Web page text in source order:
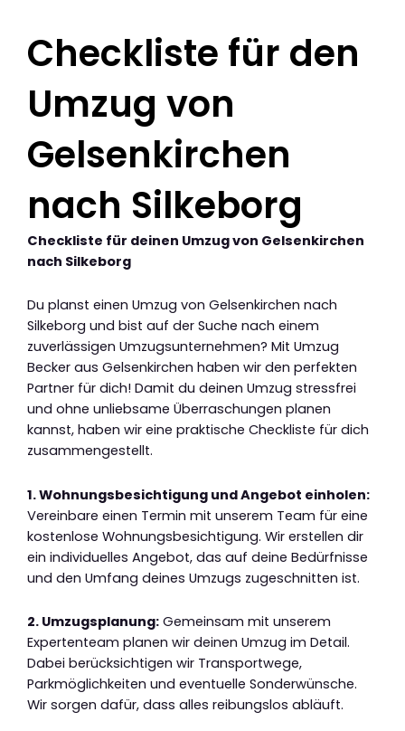
Checkliste für den
Umzug von
Gelsenkirchen
nach Silkeborg
Checkliste für deinen Umzug von Gelsenkirchen
nach Silkeborg
Du planst einen Umzug von Gelsenkirchen nach
Silkeborg und bist auf der Suche nach einem
zuverlässigen Umzugsunternehmen? Mit Umzug
Becker aus Gelsenkirchen haben wir den perfekten
Partner für dich! Damit du deinen Umzug stressfrei
und ohne unliebsame Überraschungen planen
kannst, haben wir eine praktische Checkliste für dich
zusammengestellt.
1. Wohnungsbesichtigung und Angebot einholen:
Vereinbare einen Termin mit unserem Team für eine
kostenlose Wohnungsbesichtigung. Wir erstellen dir
ein individuelles Angebot, das auf deine Bedürfnisse
und den Umfang deines Umzugs zugeschnitten ist.
2. Umzugsplanung: Gemeinsam mit unserem
Expertenteam planen wir deinen Umzug im Detail.
Dabei berücksichtigen wir Transportwege,
Parkmöglichkeiten und eventuelle Sonderwünsche.
Wir sorgen dafür, dass alles reibungslos abläuft.